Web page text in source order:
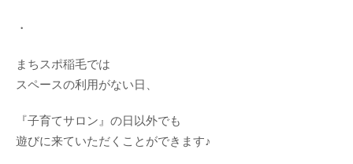
・
まちスポ稲毛では
スペースの利用がない日、
『子育てサロン』の日以外でも
遊びに来ていただくことができます♪